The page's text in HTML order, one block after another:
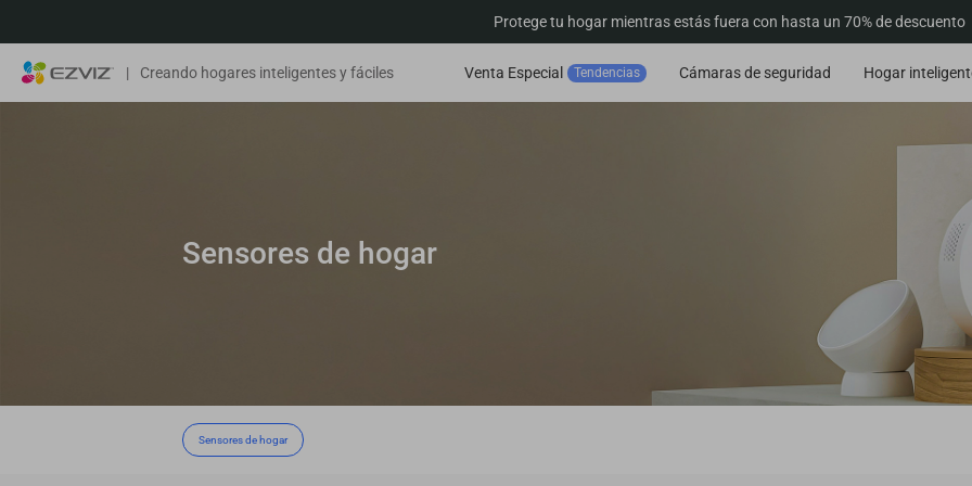
Protege tu hogar mientras estás fuera con hasta un 70% de descuento
| Creando hogares inteligentes y fáciles Venta Especial Tendencias Cámaras de seguridad Hogar
Sensores de hogar
Sensores de hogar